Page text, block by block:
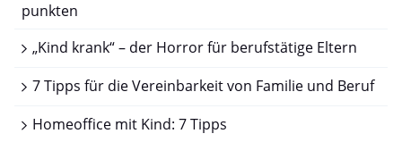
punkten
„Kind krank“ – der Horror für berufstätige Eltern
7 Tipps für die Vereinbarkeit von Familie und Beruf
Homeoffice mit Kind: 7 Tipps